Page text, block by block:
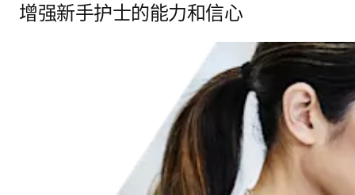
增强新手护士的能力和信心